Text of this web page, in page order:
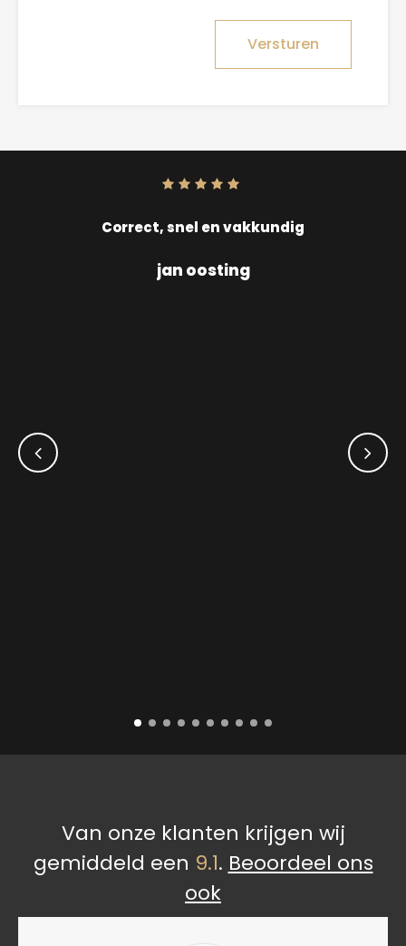
Versturen
10
Correct, snel en vakkundig
jan oosting
Van onze klanten krijgen wij
gemiddeld een 9.1. Beoordeel ons
ook